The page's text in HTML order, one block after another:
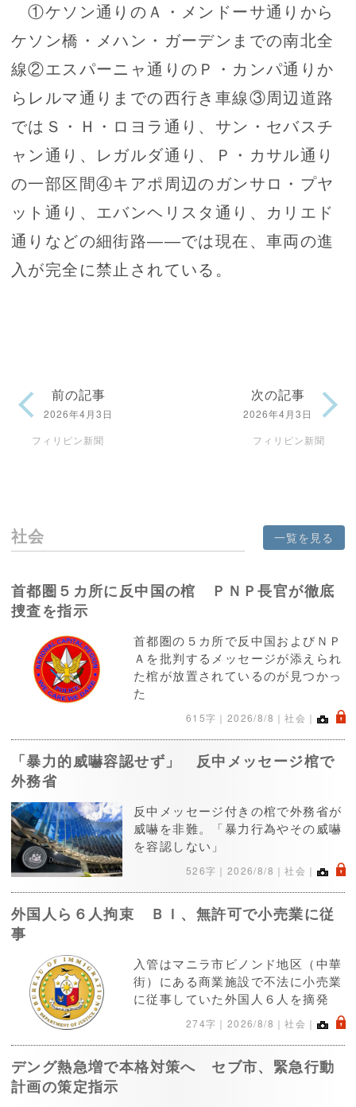
①ケソン通りのＡ・メンドーサ通りから
ケソン橋・メハン・ガーデンまでの南北全
線②エスパーニャ通りのＰ・カンパ通りか
らレルマ通りまでの西行き車線③周辺道路
ではＳ・Ｈ・ロヨラ通り、サン・セバスチ
ャン通り、レガルダ通り、Ｐ・カサル通り
の一部区間④キアポ周辺のガンサロ・プヤ
ット通り、エバンヘリスタ通り、カリエド
通りなどの細街路――では現在、車両の進
入が完全に禁止されている。
前の記事
2026年4月3日
フィリピン新聞
次の記事
2026年4月3日
フィリピン新聞
社会 一覧を見る
首都圏５カ所に反中国の棺 ＰＮＰ長官が徹底
捜査を指示
首都圏の５カ所で反中国およびＮＰ
Ａを批判するメッセージが添えられ
た棺が放置されているのが見つかっ
た
615字｜ 2026/8/8 ｜社会｜ .
「暴力的威嚇容認せず」 反中メッセージ棺で
外務省
反中メッセージ付きの棺で外務省が
威嚇を非難。「暴力行為やその威嚇
を容認しない」
526字｜ 2026/8/8 ｜社会｜ .
外国人ら６人拘束 ＢＩ、無許可で小売業に従
事
入管はマニラ市ビノンド地区（中華
街）にある商業施設で不法に小売業
に従事していた外国人６人を摘発
274字｜ 2026/8/8 ｜社会｜ .
デング熱急増で本格対策へ セブ市、緊急行動
計画の策定指示